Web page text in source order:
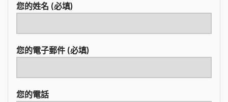
您的姓名 (必填)
您的電子郵件 (必填)
您的電話